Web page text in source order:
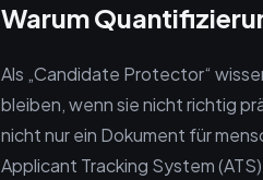
Warum
Als „Candidate Protector“
bleiben, wenn sie nicht richtig
nicht nur ein Dokument für
Applicant Tracking System